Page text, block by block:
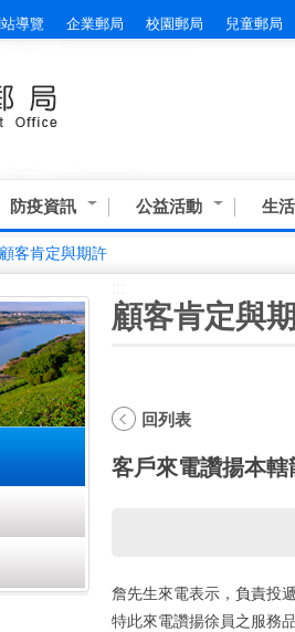
導覽 企業郵局 校園郵局 兒童郵局
防疫資訊 公益活動 生
顧客肯定與期許
顧客肯定與
回列表
客戶來電讚揚本
詹先生來電表示，負責投
特此來電讚揚徐員之服務